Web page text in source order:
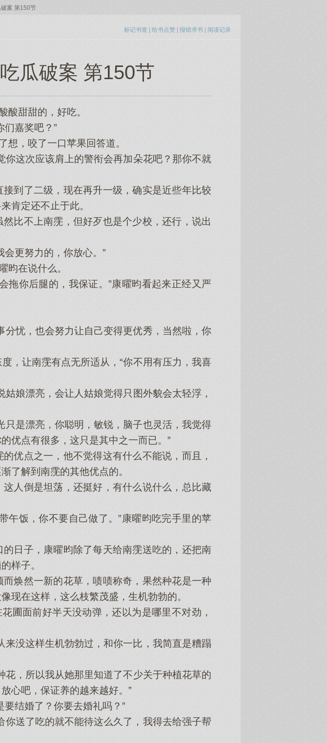
案 第150节
标记书签 | 给书点赞 | 报错求书 | 阅读记录
瓜破案 第150节
甜甜的，好吃。
嘉奖吧？”
，咬了一口苹果回答道。
这次应该肩上的警衔会再加朵花吧？那你不就
了二级，现在再升一级，确实是近些年比较
肯定还不止于此。
不上南霃，但好歹也是个少校，还行，说出
更努力的，你放心。”
在说什么。
你后腿的，我保证。”康曜昀看起来正经又严
忧，也会努力让自己变得更优秀，当然啦，你
让南霃有点无所适从，“你不用有压力，我喜
娘漂亮，会让人姑娘觉得只图外貌会太轻浮，
是漂亮，你聪明，敏锐，脑子也灵活，我觉得
优点有很多，这只是其中之一而已。”
点之一，他不觉得这有什么不能说，而且，
了解到南霃的其他优点的。
人倒是坦荡，还挺好，有什么说什么，总比藏
饭，你不要自己做了。”康曜昀吃完手里的苹
日子，康曜昀除了每天给南霃送吃的，还把南
样子。
然一新的花草，啧啧称奇，果然种花是一种
现在这样，这么枝繁茂盛，生机勃勃的。
面前好半天没动弹，还以为是哪里不对劲，
没这样生机勃勃过，和你一比，我简直是糟蹋
，所以我从她那里知道了不少关于种植花草的
心吧，保证养的越来越好。”
结婚了？你要去婚礼吗？”
送了吃的就不能待这么久了，我得去给强子帮